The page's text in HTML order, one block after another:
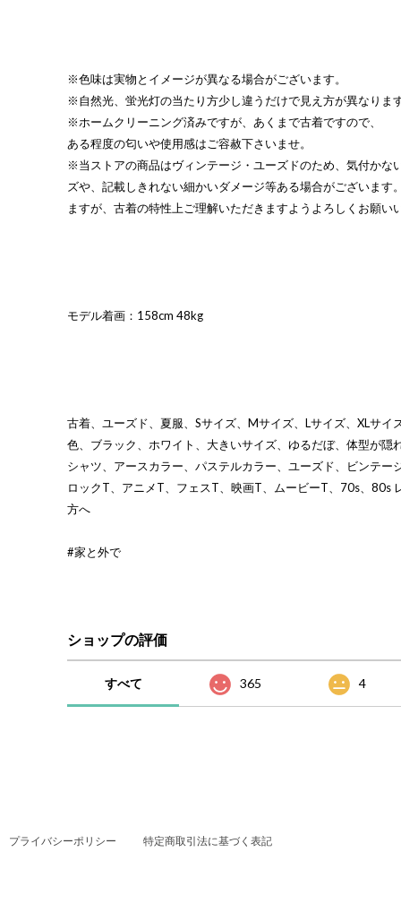
※色味は実物とイメージが異なる場合がございます。
※自然光、蛍光灯の当たり方少し違うだけで見え方が異なりま
※ホームクリーニング済みですが、あくまで古着ですので、
ある程度の匂いや使用感はご容赦下さいませ。
※当ストアの商品はヴィンテージ・ユーズドのため、気付かな
ズや、記載しきれない細かいダメージ等ある場合がございます
ますが、古着の特性上ご理解いただきますようよろしくお願い
モデル着画：158cm 48kg
古着、ユーズド、夏服、Sサイズ、Mサイズ、Lサイズ、XLサイ
色、ブラック、ホワイト、大きいサイズ、ゆるだぼ、体型が隠
シャツ、アースカラー、パステルカラー、ユーズド、ビンテー
ロックT、アニメT、フェスT、映画T、ムービーT、70s、80s
方へ
#家と外で
ショップの評価
すべて 365 4
プライバシーポリシー 特定商取引法に基づく表記